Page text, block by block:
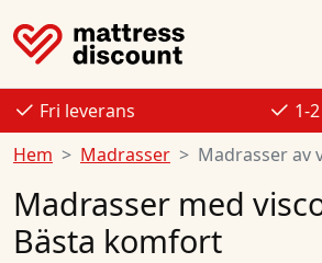
Fri leverans
1-
Hem
Madrasser Madrasser av
Madrasser med
Bästa komfort